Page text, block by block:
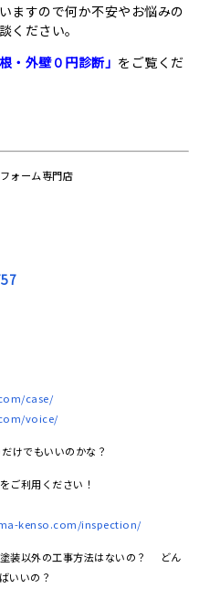
ますので何か不安やお悩みの
ください。
根・外壁０円診断」 をご覧くだ
ォーム専門店
case/
voice/
けでもいいのかな？
ご利用ください！
kenso.com/inspection/
装以外の工事方法はないの？ どん
いいの？